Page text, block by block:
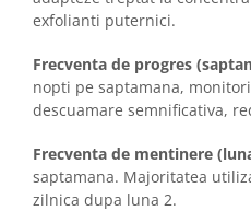
exfolianti puternici.
Frecventa de progres
nopti pe saptamana,
descuamare semnificativa,
Frecventa de mentinere
saptamana. Majoritatea
zilnica dupa luna 2.